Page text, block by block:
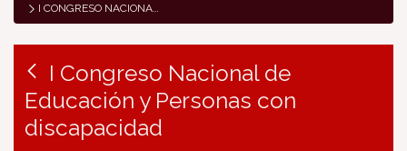
I CONGRESO NACIONAL DE EDUCACIÓN Y PERSONAS CON DISCAPACIDAD
I Congreso Nacional de
Educación y Personas con
discapacidad